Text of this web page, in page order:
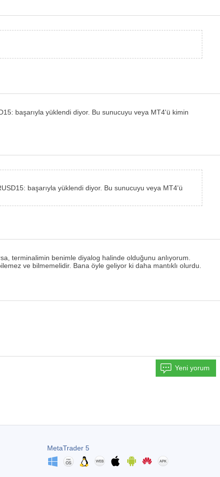
başarıyla yüklendi diyor. Bu sunucuyu veya MT4'ü kimin
başarıyla yüklendi diyor. Bu sunucuyu veya MT4'ü
terminalimin benimle diyalog halinde olduğunu anlıyorum.
ve bilmemelidir. Bana öyle geliyor ki daha mantıklı olurdu.
Yeni yorum
MetaTrader 5